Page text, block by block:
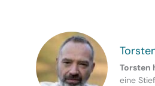
Torsten
eine